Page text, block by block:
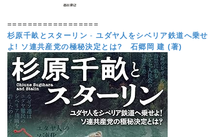
==================
杉原千畝とスターリン -ユダヤ人をシベリア鉄道へ乗せ
よ! ソ連共産党の極秘決定とは?
石郷岡 建 (著)